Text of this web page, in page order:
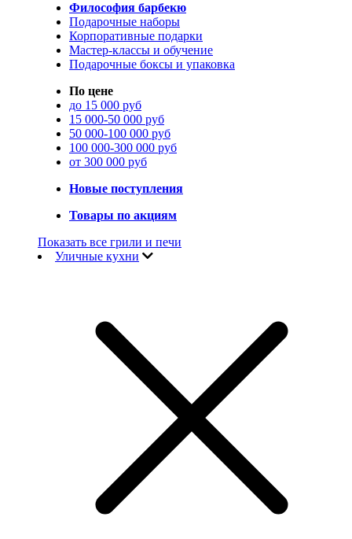
Философия барбекю
Подарочные наборы
Корпоративные подарки
Мастер-классы и обучение
Подарочные боксы и упаковка
По цене
до 15 000 руб
15 000-50 000 руб
50 000-100 000 руб
100 000-300 000 руб
от 300 000 руб
Новые поступления
Товары по акциям
Показать все грили и печи
Уличные кухни